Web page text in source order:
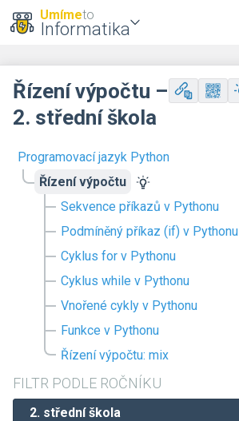
Umímeto
Informatika
Programovací jazyk Python
Řízení výpočtu
Sekvence příkazů v Pythonu
Podmíněný příkaz (if) v Pythonu
Cyklus for v Pythonu
Cyklus while v Pythonu
Vnořené cykly v Pythonu
Funkce v Pythonu
Řízení výpočtu: mix
FILTR PODLE ROČNÍKU
Řízení výpočtu –
2. střední škola